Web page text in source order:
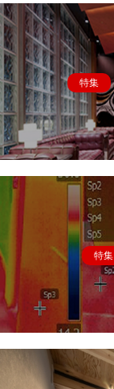
特集
特集